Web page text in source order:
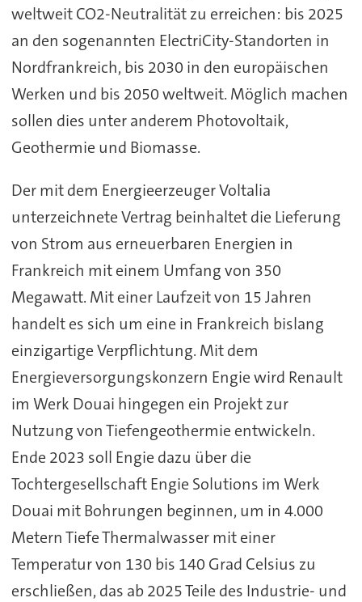
weltweit CO2-Neutralität zu erreichen: bis 2025
an den sogenannten ElectriCity-Standorten in
Nordfrankreich, bis 2030 in den europäischen
Werken und bis 2050 weltweit. Möglich machen
sollen dies unter anderem Photovoltaik,
Geothermie und Biomasse.
Der mit dem Energieerzeuger Voltalia
unterzeichnete Vertrag beinhaltet die Lieferung
von Strom aus erneuerbaren Energien in
Frankreich mit einem Umfang von 350
Megawatt. Mit einer Laufzeit von 15 Jahren
handelt es sich um eine in Frankreich bislang
einzigartige Verpflichtung. Mit dem
Energieversorgungskonzern Engie wird Renault
im Werk Douai hingegen ein Projekt zur
Nutzung von Tiefengeothermie entwickeln.
Ende 2023 soll Engie dazu über die
Tochtergesellschaft Engie Solutions im Werk
Douai mit Bohrungen beginnen, um in 4.000
Metern Tiefe Thermalwasser mit einer
Temperatur von 130 bis 140 Grad Celsius zu
erschließen, das ab 2025 Teile des Industrie- und